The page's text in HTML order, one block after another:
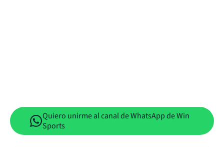
Quiero unirme al canal de WhatsApp de Win
Sports